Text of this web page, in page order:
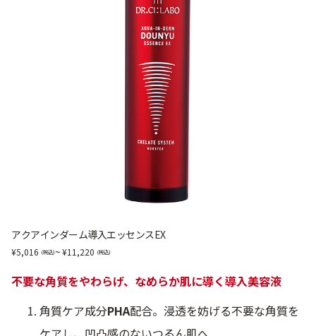
アクアインダーム導入エッセンスEX
5,016 ~ 11,220
不要な角質をやわらげ、なめらか肌に導く導入美容液
角質ケア成分PHA配合。浸透を妨げる不要な角質を